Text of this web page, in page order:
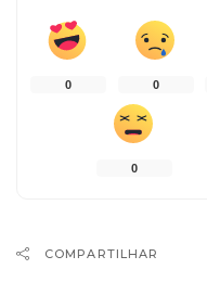
0 0
0
COMPARTILHAR